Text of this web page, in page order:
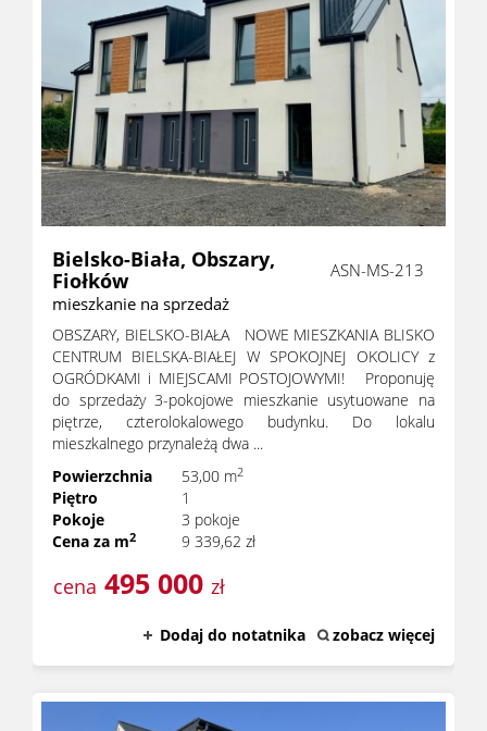
Bielsko-Biała, Obszary,
Fiołków
mieszkanie na sprzedaż
ASN-MS-213
OBSZARY, BIELSKO-BIAŁA NOWE MIESZKANIA BLISKO
CENTRUM BIELSKA-BIAŁEJ W SPOKOJNEJ OKOLICY z
OGRÓDKAMI i MIEJSCAMI POSTOJOWYMI! Proponuję
do sprzedaży 3-pokojowe mieszkanie usytuowane na
piętrze, czterolokalowego budynku. Do lokalu
mieszkalnego przynależą dwa ...
Powierzchnia
53,00 m2
Piętro
1
Pokoje
3 pokoje
Cena za m2 9 339,62 zł
cena 495 000 zł
Dodaj do notatnika zobacz więcej